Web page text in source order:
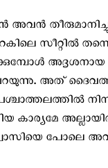
തീരുമാനിച്ചു.
സീറ്റില്‍ തന്നെ
അത്
പോലെ